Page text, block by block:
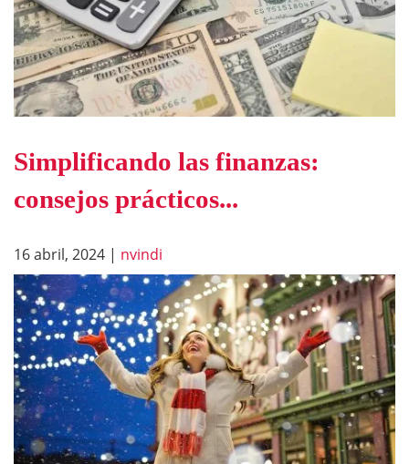
Simplificando las finanzas:
consejos prácticos...
16 abril, 2024 | nvindi